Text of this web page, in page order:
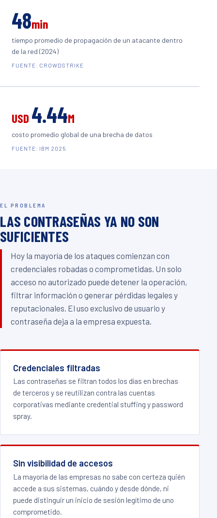
48min
tiempo promedio de propagación de un atacante dentro
de la red (2024)
FUENTE: CROWDSTRIKE
USD 4.44M
costo promedio global de una brecha de datos
FUENTE: IBM 2025
EL PROBLEMA
LAS CONTRASEÑAS YA NO SON
SUFICIENTES
Hoy la mayoría de los ataques comienzan con
credenciales robadas o comprometidas. Un solo
acceso no autorizado puede detener la operación,
filtrar información o generar pérdidas legales y
reputacionales. El uso exclusivo de usuario y
contraseña deja a la empresa expuesta.
Credenciales filtradas
Las contraseñas se filtran todos los días en brechas
de terceros y se reutilizan contra las cuentas
corporativas mediante credential stuffing y password
spray.
Sin visibilidad de accesos
La mayoría de las empresas no sabe con certeza quién
accede a sus sistemas, cuándo y desde dónde, ni
puede distinguir un inicio de sesión legítimo de uno
comprometido.